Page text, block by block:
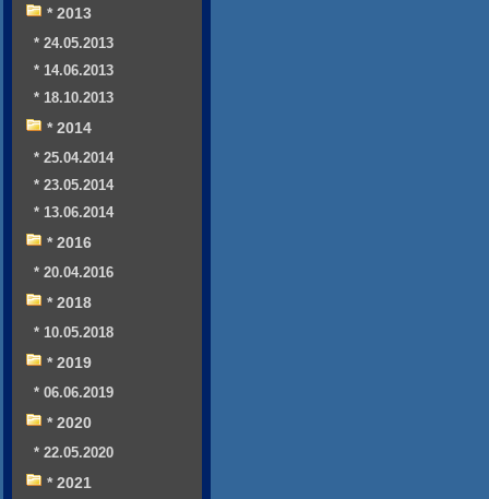
* 2013
* 24.05.2013
* 14.06.2013
* 18.10.2013
* 2014
* 25.04.2014
* 23.05.2014
* 13.06.2014
* 2016
* 20.04.2016
* 2018
* 10.05.2018
* 2019
* 06.06.2019
* 2020
* 22.05.2020
* 2021